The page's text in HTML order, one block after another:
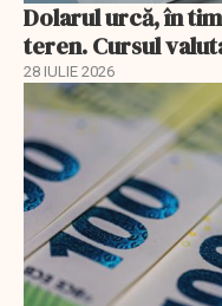
Dolarul urcă, în
teren. Cursul
28 IULIE 2026